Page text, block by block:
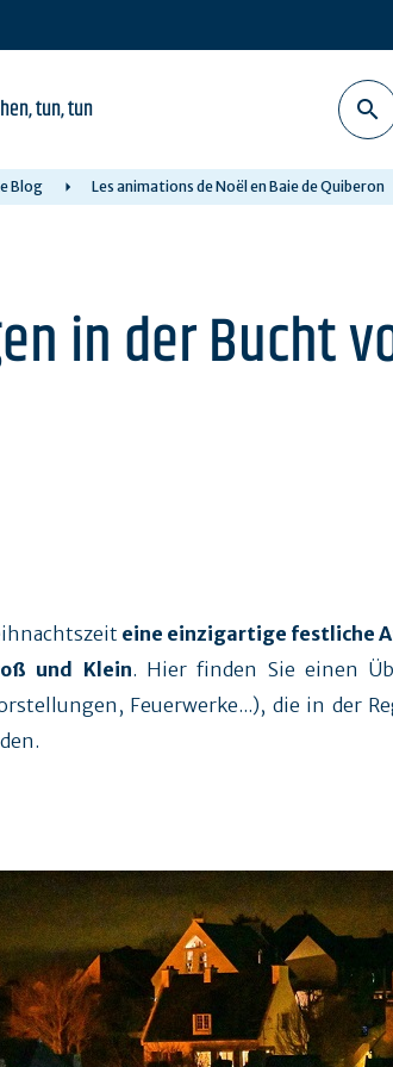
tun, tun
Blog Les animations de Noël en Baie de Quiberon
in der Bucht
eine einzigartige festliche
und Klein. Hier finden Sie einen
Feuerwerke...), die in der